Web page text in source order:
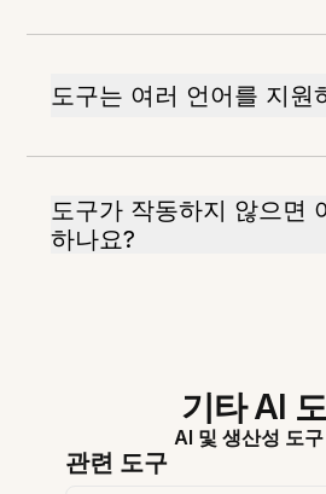
도구는 여러 언어를 지원
도구가 작동하지 않으면
하나요?
기타 AI
AI 및 생산성 도
관련 도구